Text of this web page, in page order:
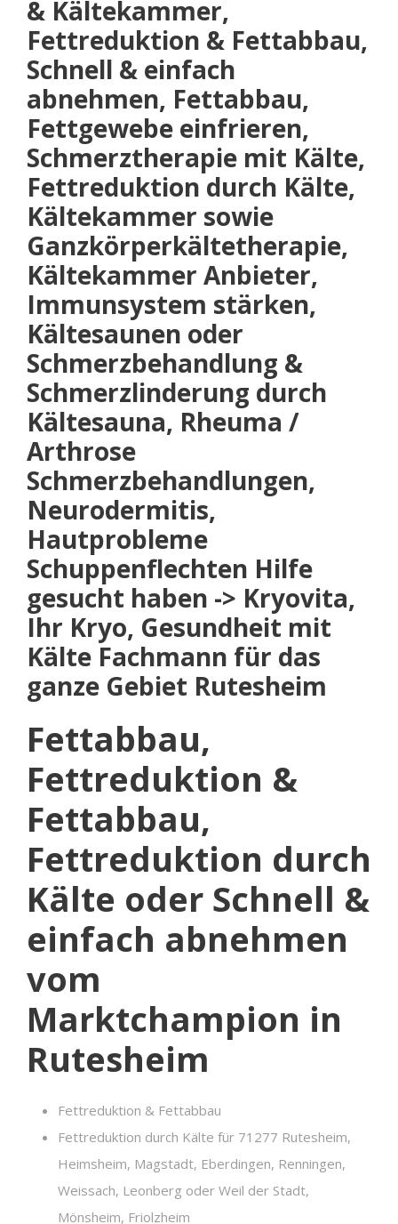
& Kältekammer,
Fettreduktion & Fettabbau,
Schnell & einfach
abnehmen, Fettabbau,
Fettgewebe einfrieren,
Schmerztherapie mit Kälte,
Fettreduktion durch Kälte,
Kältekammer sowie
Ganzkörperkältetherapie,
Kältekammer Anbieter,
Immunsystem stärken,
Kältesaunen oder
Schmerzbehandlung &
Schmerzlinderung durch
Kältesauna, Rheuma /
Arthrose
Schmerzbehandlungen,
Neurodermitis,
Hautprobleme
Schuppenflechten Hilfe
gesucht haben -> Kryovita,
Ihr Kryo, Gesundheit mit
Kälte Fachmann für das
ganze Gebiet Rutesheim
Fettabbau,
Fettreduktion &
Fettabbau,
Fettreduktion durch
Kälte oder Schnell &
einfach abnehmen
vom
Marktchampion in
Rutesheim
Fettreduktion & Fettabbau
Fettreduktion durch Kälte für 71277 Rutesheim,
Heimsheim, Magstadt, Eberdingen, Renningen,
Weissach, Leonberg oder Weil der Stadt,
Mönsheim, Friolzheim